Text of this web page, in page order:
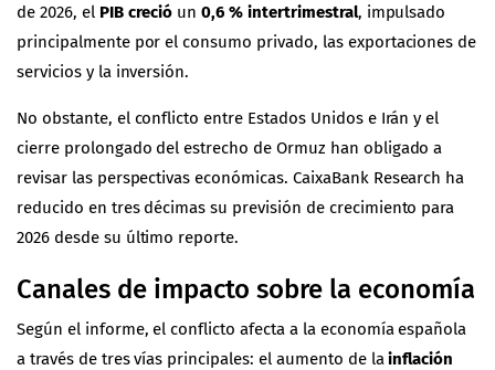
de 2026, el PIB creció un0,6 % intertrimestral, impulsado
principalmente por el consumo privado, las exportaciones de
servicios y la inversión.
No obstante, el conflicto entre Estados Unidos e Irán y el
cierre prolongado del estrecho de Ormuz han obligado a
revisar las perspectivas económicas. CaixaBank Research ha
reducido en tres décimas su previsión de crecimiento para
2026 desde su último reporte.
Canales de impacto sobre la economía
Según el informe, el conflicto afecta a la economía española
a través de tres vías principales: el aumento de lainflación